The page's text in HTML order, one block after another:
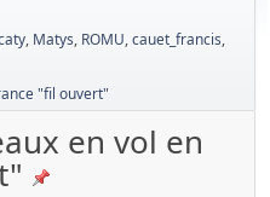
, Matys, ROMU,cauet_francis,
"fil ouvert"
en vol en